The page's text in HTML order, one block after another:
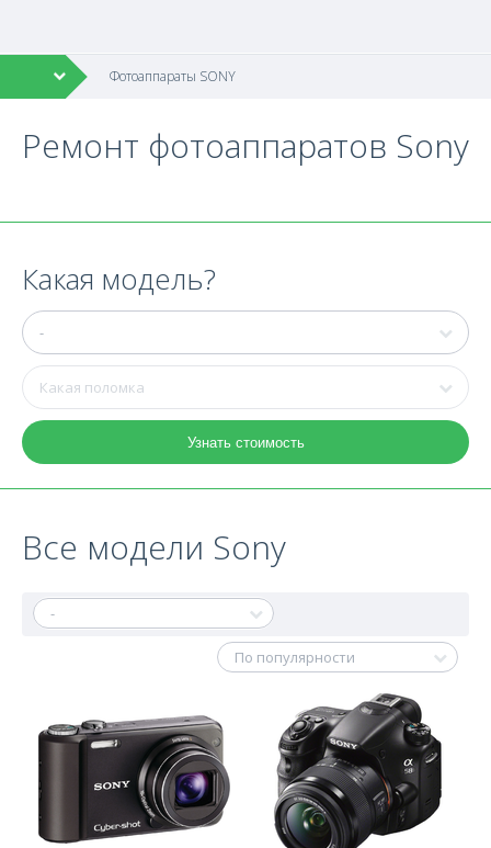
Фотоаппараты SONY
Ремонт фотоаппаратов Sony
Какая модель?
Узнать стоимость
Все модели Sony